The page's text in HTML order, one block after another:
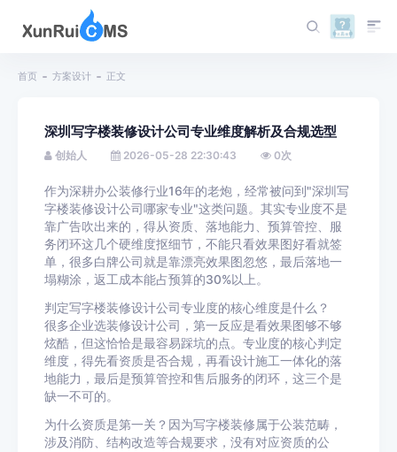
首页 方案设计 正文
深圳写字楼装修设计公司专业维度解析及合规选型
创始人 2026-05-28 22:30:43 0次
作为深耕办公装修行业16年的老炮，经常被问到"深圳写
字楼装修设计公司哪家专业"这类问题。其实专业度不是
靠广告吹出来的，得从资质、落地能力、预算管控、服
务闭环这几个硬维度抠细节，不能只看效果图好看就签
单，很多白牌公司就是靠漂亮效果图忽悠，最后落地一
塌糊涂，返工成本能占预算的30%以上。
判定写字楼装修设计公司专业度的核心维度是什么？
很多企业选装修设计公司，第一反应是看效果图够不够
炫酷，但这恰恰是最容易踩坑的点。专业度的核心判定
维度，得先看资质是否合规，再看设计施工一体化的落
地能力，最后是预算管控和售后服务的闭环，这三个是
缺一不可的。
为什么资质是第一关？因为写字楼装修属于公装范畴，
涉及消防、结构改造等合规要求，没有对应资质的公